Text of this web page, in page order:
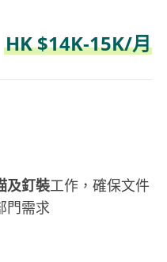
HK $14K-15K/月
及釘裝工作，確保文件
門需求
辦公文件，維持檔案